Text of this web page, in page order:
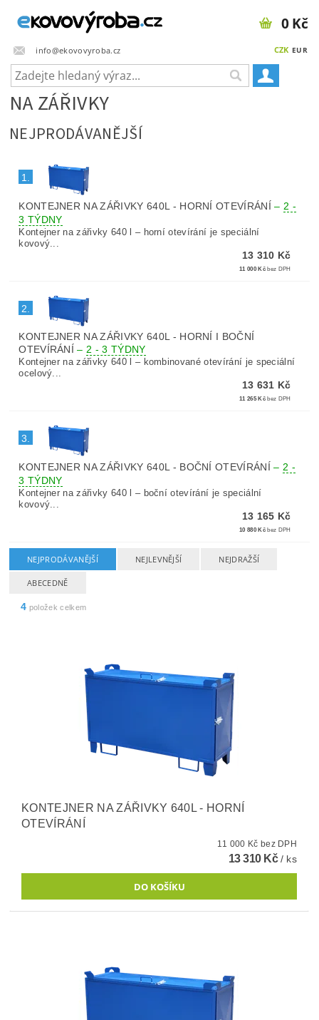
info@ekovovyroba.cz CZK EUR
0 Kč
NA ZÁŘIVKY
NEJPRODÁVANĚJŠÍ
1.
KONTEJNER NA ZÁŘIVKY 640L - HORNÍ OTEVÍRÁNÍ– 2 -
3 TÝDNY
Kontejner na zářivky 640 l – horní otevírání je speciální
kovový...
13 310 Kč
11 000 Kč bez DPH
2.
KONTEJNER NA ZÁŘIVKY 640L - HORNÍ I BOČNÍ
OTEVÍRÁNÍ– 2 - 3 TÝDNY
Kontejner na zářivky 640 l – kombinované otevírání je speciální
ocelový...
13 631 Kč
11 265 Kč bez DPH
3.
KONTEJNER NA ZÁŘIVKY 640L - BOČNÍ OTEVÍRÁNÍ– 2 -
3 TÝDNY
Kontejner na zářivky 640 l – boční otevírání je speciální
kovový...
13 165 Kč
10 880 Kč bez DPH
NEJPRODÁVANĚJŠÍ NEJLEVNĚJŠÍ NEJDRAŽŠÍ
ABECEDNĚ
4 položek celkem
KONTEJNER NA ZÁŘIVKY 640L - HORNÍ
OTEVÍRÁNÍ
11 000 Kč bez DPH
13 310 Kč/ ks